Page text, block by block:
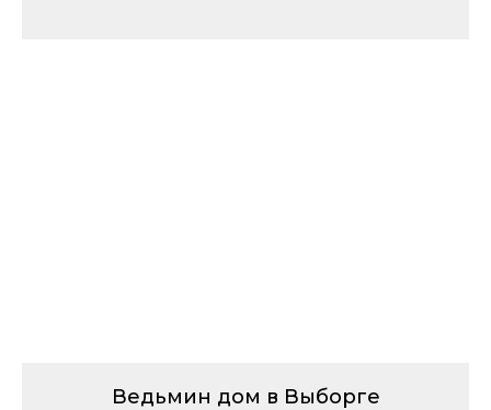
Ведьмин дом в Выборге